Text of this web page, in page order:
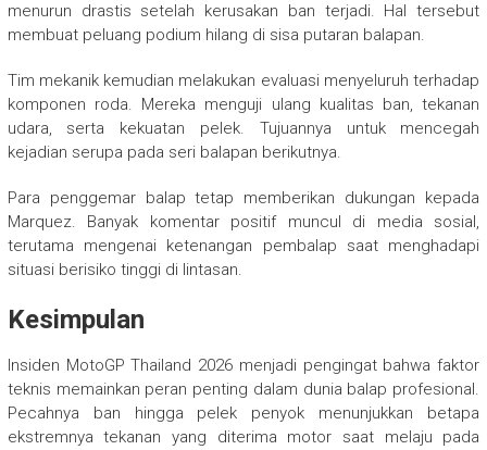
menurun drastis setelah kerusakan ban terjadi. Hal tersebut
membuat peluang podium hilang di sisa putaran balapan.
Tim mekanik kemudian melakukan evaluasi menyeluruh terhadap
komponen roda. Mereka menguji ulang kualitas ban, tekanan
udara, serta kekuatan pelek. Tujuannya untuk mencegah
kejadian serupa pada seri balapan berikutnya.
Para penggemar balap tetap memberikan dukungan kepada
Marquez. Banyak komentar positif muncul di media sosial,
terutama mengenai ketenangan pembalap saat menghadapi
situasi berisiko tinggi di lintasan.
Kesimpulan
Insiden MotoGP Thailand 2026 menjadi pengingat bahwa faktor
teknis memainkan peran penting dalam dunia balap profesional.
Pecahnya ban hingga pelek penyok menunjukkan betapa
ekstremnya tekanan yang diterima motor saat melaju pada